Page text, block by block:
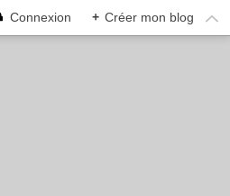
Connexion + Créer mon blog